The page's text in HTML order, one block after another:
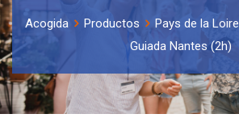
Acogida Productos Pays de la Loire
Guiada Nantes (2h)